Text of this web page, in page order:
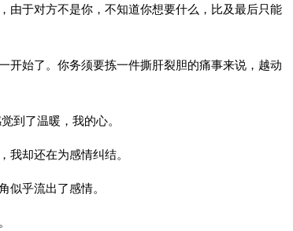
由于对方不是你，不知道你想要什么，比及最后只能
开始了。你务须要拣一件撕肝裂胆的痛事来说，越动
到了温暖，我的心。
我却还在为感情纠结。
似乎流出了感情。